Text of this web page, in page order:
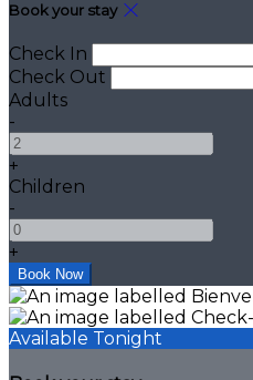
Book your stay
Check In
Check Out
Adults
-
+
Children
-
+
Available Tonight